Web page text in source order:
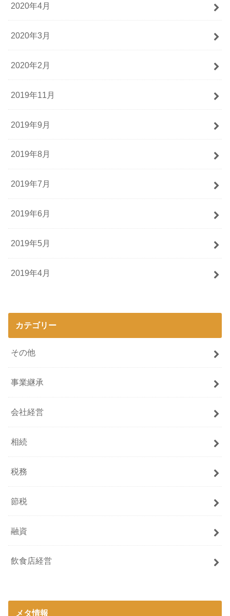
2020年4月
2020年3月
2020年2月
2019年11月
2019年9月
2019年8月
2019年7月
2019年6月
2019年5月
2019年4月
カテゴリー
その他
事業継承
会社経営
相続
税務
節税
融資
飲食店経営
メタ情報